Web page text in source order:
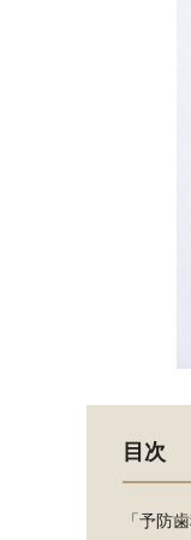
目次
「予防